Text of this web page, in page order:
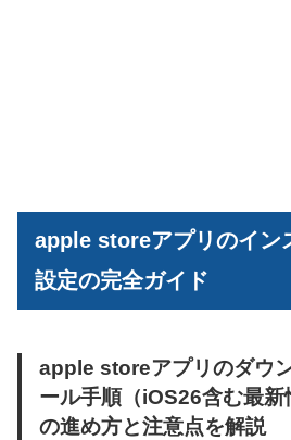
apple storeアプリのイン
設定の完全ガイド
apple storeアプリのダウ
ール手順（iOS26含む最
の進め方と注意点を解説